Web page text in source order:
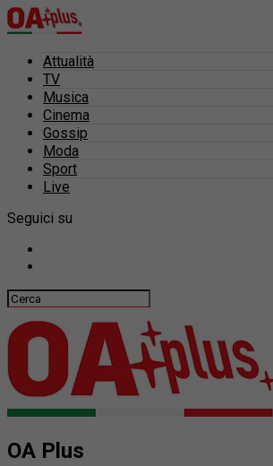
Attualità
TV
Musica
Cinema
Gossip
Moda
Sport
Live
Seguici su
OA Plus